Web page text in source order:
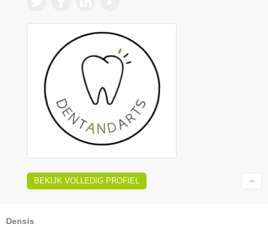
BEKIJK VOLLEDIG PROFIEL
Densis